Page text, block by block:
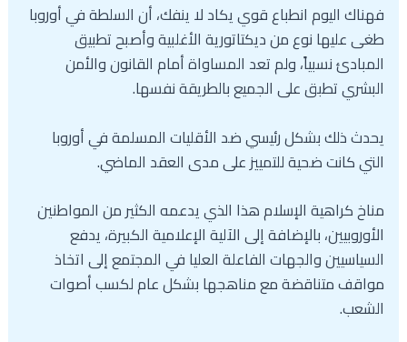
فهناك اليوم انطباع قوي يكاد لا ينفك، أن السلطة في أوروبا
طغى عليها نوع من ديكتاتورية الأغلبية وأصبح تطبيق
المبادئ نسبياً، ولم تعد المساواة أمام القانون والأمن
البشري تطبق على الجميع بالطريقة نفسها.
يحدث ذلك بشكل رئيسي ضد الأقليات المسلمة في أوروبا
التي كانت ضحية للتمييز على مدى العقد الماضي.
مناخ كراهية الإسلام هذا الذي يدعمه الكثير من المواطنين
الأوروبيين، بالإضافة إلى الآلية الإعلامية الكبيرة، يدفع
السياسيين والجهات الفاعلة العليا في المجتمع إلى اتخاذ
مواقف متناقضة مع مناهجها بشكل عام لكسب أصوات
الشعب.